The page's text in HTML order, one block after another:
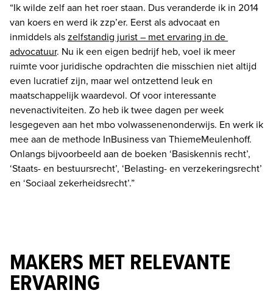
“Ik wilde zelf aan het roer staan. Dus veranderde ik in 2014
van koers en werd ik zzp’er. Eerst als advocaat en
inmiddels als zelfstandig jurist – met ervaring in de
advocatuur. Nu ik een eigen bedrijf heb, voel ik meer
ruimte voor juridische opdrachten die misschien niet altijd
even lucratief zijn, maar wel ontzettend leuk en
maatschappelijk waardevol. Of voor interessante
nevenactiviteiten. Zo heb ik twee dagen per week
lesgegeven aan het mbo volwassenenonderwijs. En werk ik
mee aan de methode InBusiness van ThiemeMeulenhoff.
Onlangs bijvoorbeeld aan de boeken ‘Basiskennis recht’,
‘Staats- en bestuursrecht’, ‘Belasting- en verzekeringsrecht’
en ‘Sociaal zekerheidsrecht’.”
MAKERS MET RELEVANTE
ERVARING